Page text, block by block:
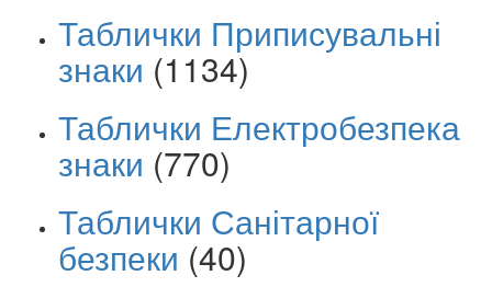
Таблички Приписувальні
знаки (1134)
Таблички Електробезпека
знаки (770)
Таблички Санітарної
безпеки (40)